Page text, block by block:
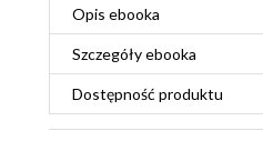
Opis ebooka
Szczegółyebooka
Dostępność produktu